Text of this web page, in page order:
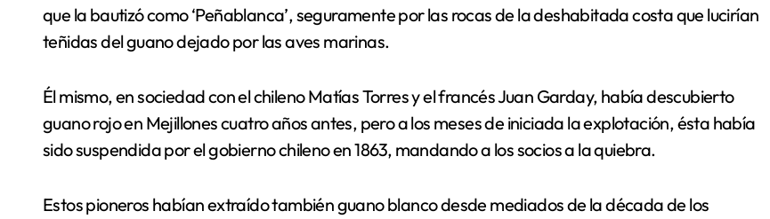
que la bautizó como ‘Peñablanca’, seguramente por las rocas de la deshabitada costa que lucirían
teñidas del guano dejado por las aves marinas.
Él mismo, en sociedad con el chileno Matías Torres y el francés Juan Garday, había descubierto
guano rojo en Mejillones cuatro años antes, pero a los meses de iniciada la explotación, ésta había
sido suspendida por el gobierno chileno en 1863, mandando a los socios a la quiebra.
Estos pioneros habían extraído también guano blanco desde mediados de la década de los